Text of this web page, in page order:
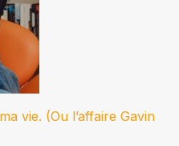
vie. (Ou l’affaire Gavin